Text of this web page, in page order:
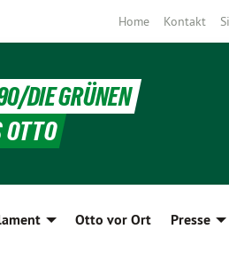
Home Kontakt
DIE GRÜNEN
OTTO
Otto vor Ort Presse